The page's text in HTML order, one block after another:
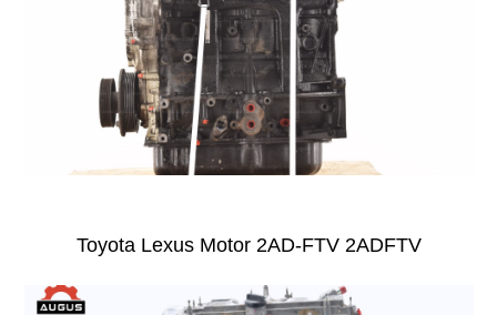
Toyota Lexus Motor 2AD-FTV 2ADFTV